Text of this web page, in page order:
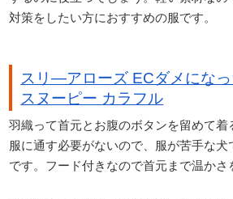
対策をしたい方におすすめの服です。
スリ―アローズ ECダメにな
スヌーピー カラフル
羽織って首元とお腹のボタンを留めて着
服に通す必要がないので、服が苦手な犬
です。フード付きなので首元まで温かさ